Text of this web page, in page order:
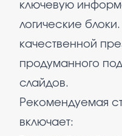
ключевую
логические
качественной
продуманного
слайдов.
Рекомендуемая
включает: